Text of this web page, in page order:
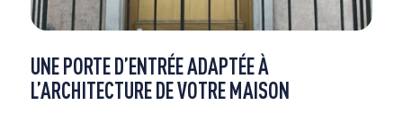
UNE PORTE D’ENTRÉE ADAPTÉE À
L’ARCHITECTURE DE VOTRE MAISON